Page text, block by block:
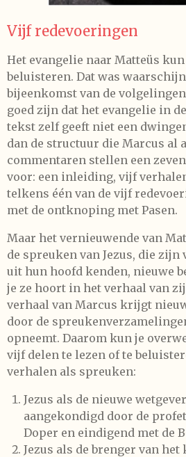
Vijf redevoeringen
Het evangelie naar Matteüs kun
beluisteren. Dat was
bijeenkomst van de
goed zijn dat het evangelie in
tekst zelf geeft niet een
dan de structuur die Marcus al
commentaren stellen een
voor: een inleiding, vijf
telkens één van de vijf
met de ontknoping met Pasen.
Maar het vernieuwende van
de spreuken van Jezus, die
uit hun hoofd kenden, nieuwe
je ze hoort in het verhaal van
verhaal van Marcus krijgt
door de
opneemt. Daarom kun je
vijf delen te lezen of te
verhalen als spreuken:
Jezus als de nieuwe
aangekondigd door de
Doper en eindigend met de
Jezus als de brenger van